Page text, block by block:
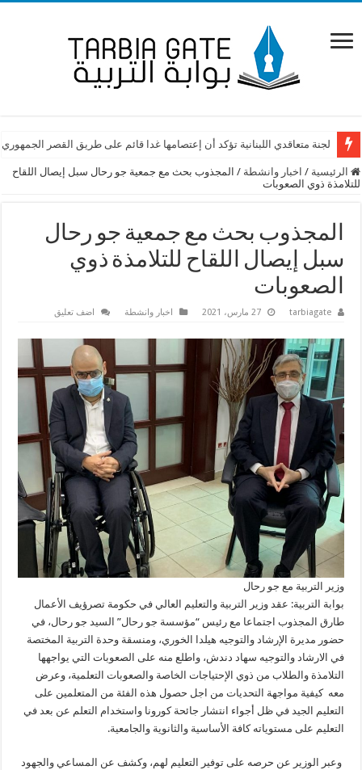
لجنة متعاقدي اللبنانية تؤكد أن إعتصامها غدا قائم على طريق القصر الجمهوري
الرئيسية / اخبار وانشطة / المجذوب بحث مع جمعية جو رحال سبل إيصال اللقاح
للتلامذة ذوي الصعوبات
المجذوب بحث مع جمعية جو رحال
سبل إيصال اللقاح للتلامذة ذوي
الصعوبات
tarbiagate 27 مارس، 2021 اخبار وانشطة اضف تعليق
وزير التربية مع جو رحال
بوابة التربية: عقد وزير التربية والتعليم العالي في حكومة تصرؤيف الأعمال
طارق المجذوب اجتماعا مع رئيس “مؤسسة جو رحال” السيد جو رحال، في
حضور مديرة الإرشاد والتوجيه هيلدا الخوري، ومنسقة وحدة التربية المختصة
في الارشاد والتوجيه سهاد دندش، واطلع منه على الصعوبات التي يواجهها
التلامذة والطلاب من ذوي الإحتياجات الخاصة والصعوبات التعلمية، وعرض
معه كيفية مواجهة التحديات من اجل حصول هذه الفئة من المتعلمين على
التعليم الجيد في ظل أجواء انتشار جائحة كورونا واستخدام التعلم عن بعد في
التعليم على مستوياته كافة الأساسية والثانوية والجامعية.
وعبر الوزير عن حرصه على توفير التعليم لهم، وكشف عن المساعي والجهود